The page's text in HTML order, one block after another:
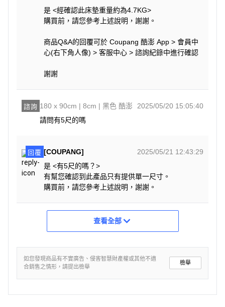
是 <經確認此床墊重量約為4.7KG>
購買前，請您參考上述說明，謝謝。
商品Q&A的回覆可於 Coupang 酷澎 App > 會員中
心(右下角人像) > 客服中心 > 諮詢紀錄中進行確認
謝謝
諮詢 180 x 90cm | 8cm | 黑色 酷澎
2025/05/20 15:05:40
請問有5尺的嗎
回覆 [COUPANG]
2025/05/21 12:43:29
是 <有5尺的嗎？>
有幫您確認到此產品只有提供單一尺寸。
購買前，請您參考上述說明，謝謝。
查看全部
如您發現商品有不實廣告、侵害智慧財產權或其他不適
合銷售之情形，請提出檢舉
檢舉